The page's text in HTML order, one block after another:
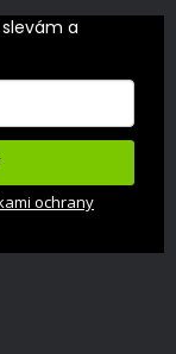
a
ochrany